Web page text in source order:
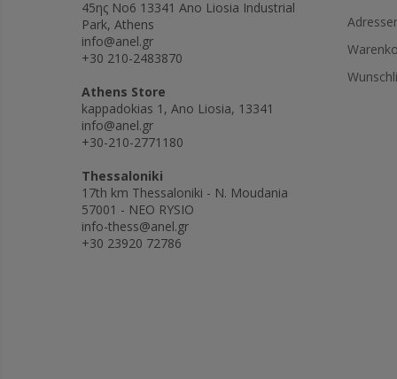
45ης Νο6 13341 Ano Liosia Industrial
Park, Athens
info@anel.gr
+30 210-2483870
Athens Store
kappadokias 1, Ano Liosia, 13341
info@anel.gr
+30-210-2771180
Thessaloniki
17th km Thessaloniki - N. Moudania
57001 - NEO RYSIO
info-thess@anel.gr
+30 23920 72786